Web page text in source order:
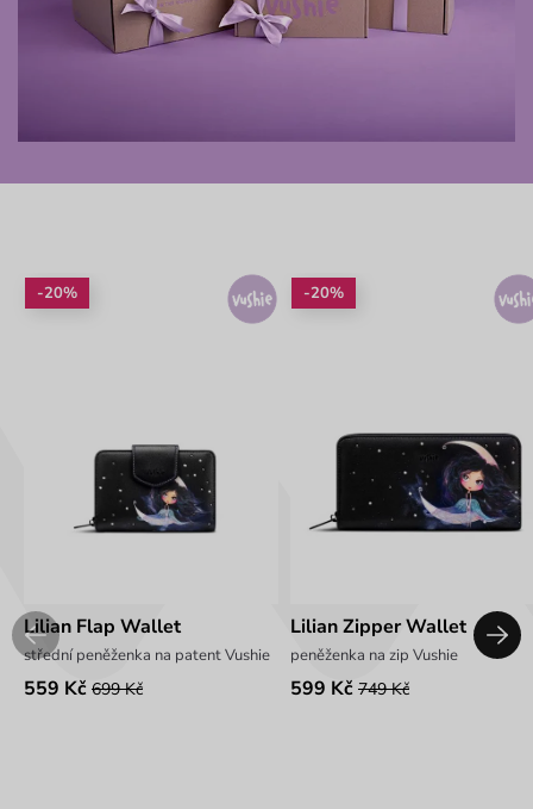
-20%
Lilian Flap Wallet
střední peněženka na patent Vushie
559 Kč 699 Kč
-20%
Lilian Zipper Wallet
peněženka na zip Vushie
599 Kč 749 Kč